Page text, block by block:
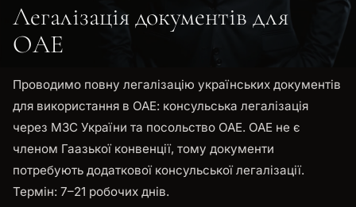
Легалізація документів для
ОАЕ
Проводимо повну легалізацію українських документів
для використання в ОАЕ: консульська легалізація
через МЗС України та посольство ОАЕ. ОАЕ не є
членом Гаазької конвенції, тому документи
потребують додаткової консульської легалізації.
Термін: 7–21 робочих днів.